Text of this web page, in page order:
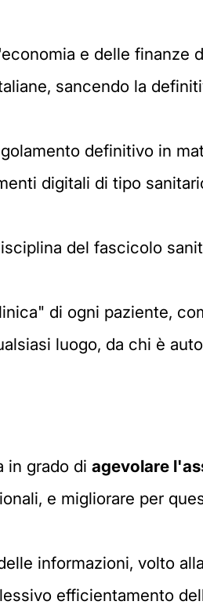
e delle finanze
sancendo la
definitivo in
digitali di tipo
del fascicolo
di ogni paziente,
luogo, da chi è
in grado di agevolare
e migliorare per
informazioni, volto alla
efficientamento